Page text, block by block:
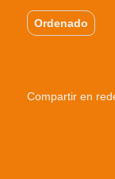
Ordenado
Compartir en